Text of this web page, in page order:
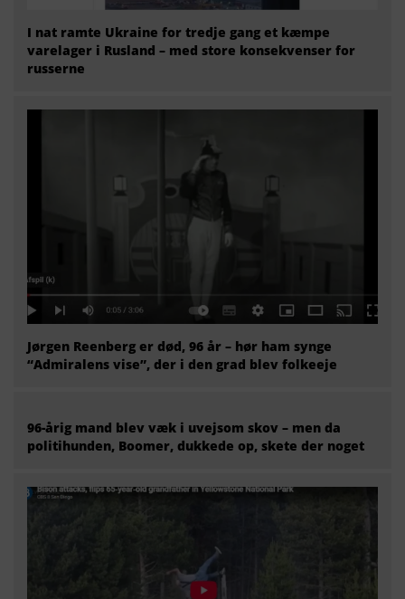
I nat ramte Ukraine for tredje gang et kæmpe
varelager i Rusland – med store konsekvenser for
russerne
Jørgen Reenberg er død, 96 år – hør ham synge
“Admiralens vise”, der i den grad blev folkeeje
96-årig mand blev væk i uvejsom skov – men da
politihunden, Boomer, dukkede op, skete der noget